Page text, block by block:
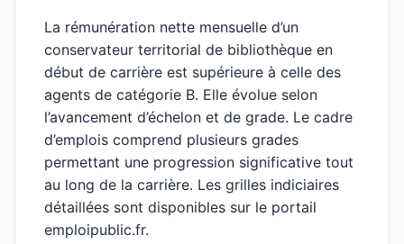
La rémunération nette mensuelle d’un
conservateur territorial de bibliothèque en
début de carrière est supérieure à celle des
agents de catégorie B. Elle évolue selon
l’avancement d’échelon et de grade. Le cadre
d’emplois comprend plusieurs grades
permettant une progression significative tout
au long de la carrière. Les grilles indiciaires
détaillées sont disponibles sur le portail
emploipublic.fr.